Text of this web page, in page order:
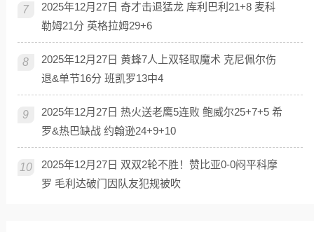
7
2025年12月27日 奇才击退猛龙 库利巴利21+8 麦科
勒姆21分 英格拉姆29+6
8
2025年12月27日 黄蜂7人上双轻取魔术 克尼佩尔伤
退&单节16分 班凯罗13中4
9
2025年12月27日 热火送老鹰5连败 鲍威尔25+7+5 希
罗&热巴缺战 约翰逊24+9+10
10
2025年12月27日 双双2轮不胜！赞比亚0-0闷平科摩
罗 毛利达破门因队友犯规被吹